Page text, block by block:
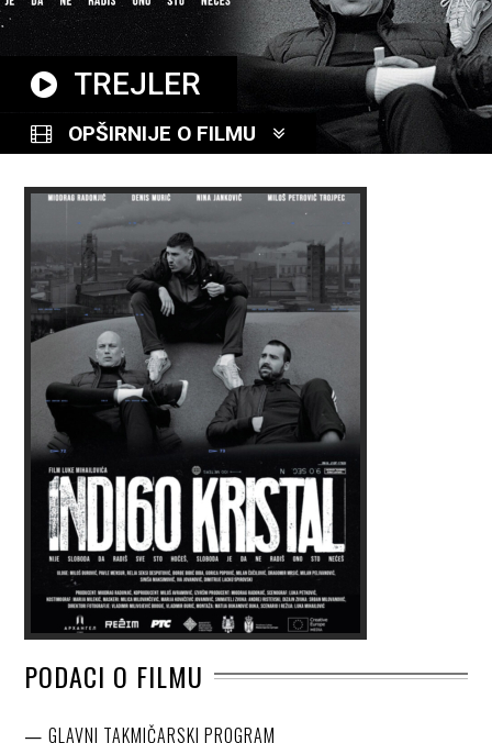
OPŠIRNIJE O FILMU
TREJLER
PODACI O FILMU
GLAVNI TAKMIČARSKI PROGRAM